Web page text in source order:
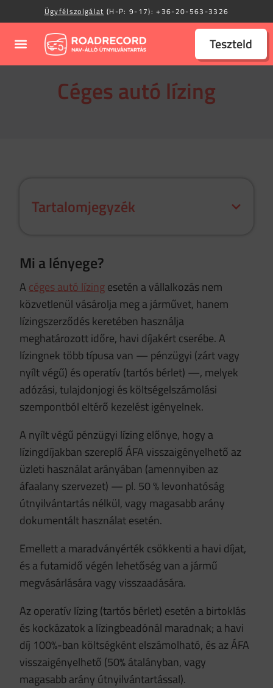
Ügyfélszolgálat (H-P: 9-17):+36-20-563-3326
Teszteld
Céges autó lízing
Tartalomjegyzék
Mi a lényege?
A céges autó lízingesetén a vállalkozás nem
közvetlenül vásárolja meg a járművet, hanem
lízingszerződés keretében használja
meghatározott időre, havi díjakért cserébe. A
lízingnek több típusa van — pénzügyi (zárt vagy
nyílt végű) és operatív (tartós bérlet) —, melyek
adózási, tulajdonjogi és költségelszámolási
szempontból eltérő kezelést igényelnek.
A nyílt végű pénzügyi lízing előnye, hogy a
lízingdíjakban szereplő ÁFA visszaigényelhető az
üzleti használat arányában (amennyiben az
áfaalany szervezet) — pl. 50 % levonhatóság
útnyilvántartás nélkül, vagy magasabb arány
dokumentált használat esetén.
Emellett a maradványérték csökkenti a havi díjat,
és a futamidő végén lehetőség van a jármű
megvásárlására vagy visszaadására.
Az operatív lízing (tartós bérlet) esetén a birtoklás
és kockázatok a lízingbeadónál maradnak; a havi
díj 100%-ban költségként elszámolható, és az ÁFA
visszaigényelhető (50% átalányban, vagy
magasabb arány útnyilvántartással).